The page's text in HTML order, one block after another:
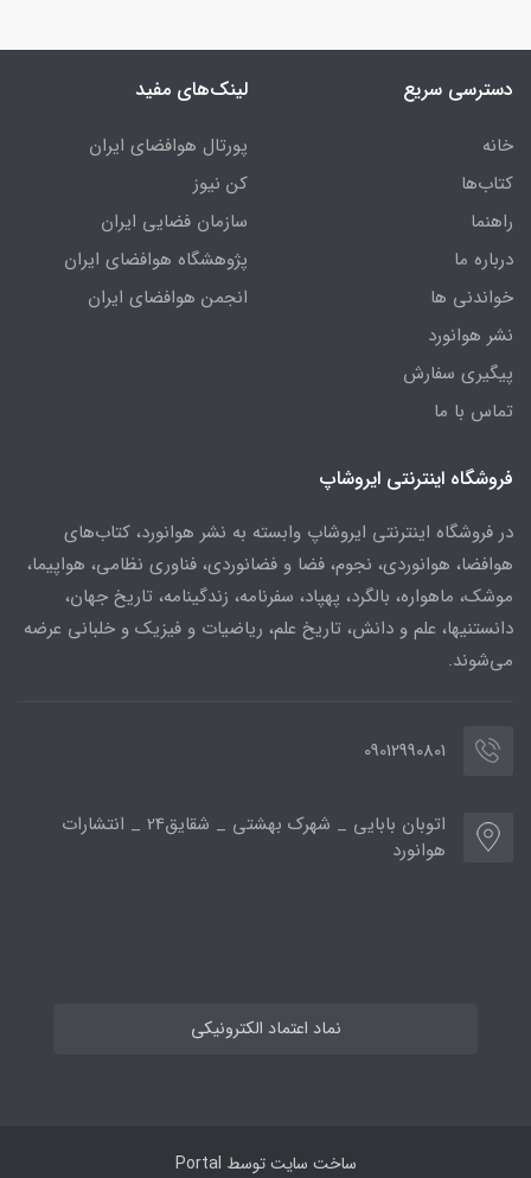
دسترسی سریع
خانه
کتاب‌ها
راهنما
درباره ما
خواندنی ها
نشر هوانورد
پیگیری سفارش
تماس با ما
لینک‌های مفید
پورتال هوافضای ایران
کن نیوز
سازمان فضایی ایران
پژوهشگاه هوافضای ایران
انجمن هوافضای ایران
فروشگاه اینترنتی ایروشاپ
در فروشگاه اینترنتی ایروشاپ وابسته به نشر هوانورد، کتاب‌های
هوافضا، هوانوردی، نجوم، فضا و فضانوردی، فناوری نظامی، هواپیما،
موشک، ماهواره، بالگرد، پهپاد، سفرنامه، زندگینامه، تاریخ جهان،
دانستنیها، علم و دانش، تاریخ علم، ریاضیات و فیزیک و خلبانی عرضه
می‌شوند.
09012990801
اتوبان بابایی _ شهرک بهشتی _ شقایق24 _ انتشارات
هوانورد
نماد اعتماد الکترونیکی
ساخت سایت توسط Portal